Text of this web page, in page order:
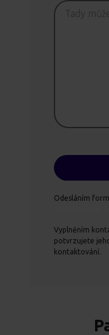
Odesláním
Vyplněním
potvrzujete
kontaktování.